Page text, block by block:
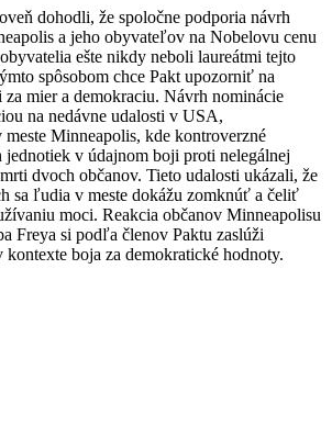
dohodli, že spoločne podporia návrh
a jeho obyvateľov na Nobelovu cenu
ešte nikdy neboli laureátmi tejto
spôsobom chce Pakt upozorniť na
mier a demokraciu. Návrh nominácie
na nedávne udalosti v USA,
Minneapolis, kde kontroverzné
jednotiek v údajnom boji proti nelegálnej
dvoch občanov. Tieto udalosti ukázali, že
sa ľudia v meste dokážu zomknúť a čeliť
moci. Reakcia občanov Minneapolisu
Freya si podľa členov Paktu zaslúži
boja za demokratické hodnoty.